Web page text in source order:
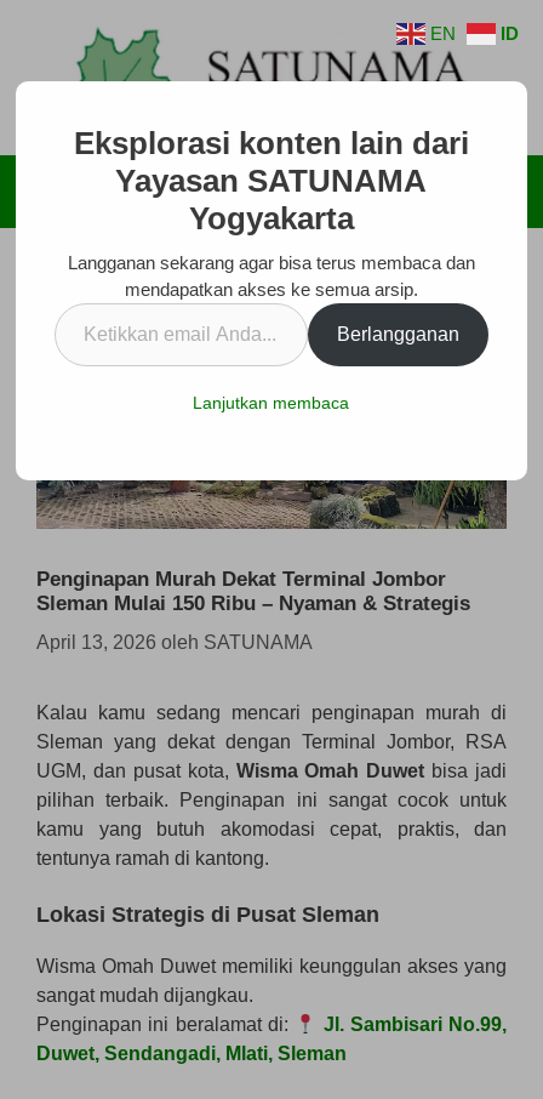
Menu
Penginapan Murah Dekat Terminal Jombor
Sleman Mulai 150 Ribu – Nyaman & Strategis
April 13, 2026 oleh SATUNAMA
Kalau kamu sedang mencari penginapan murah di
Sleman yang dekat dengan Terminal Jombor, RSA
UGM, dan pusat kota, Wisma Omah Duwet bisa jadi
pilihan terbaik. Penginapan ini sangat cocok untuk
kamu yang butuh akomodasi cepat, praktis, dan
tentunya ramah di kantong.
Lokasi Strategis di Pusat Sleman
Wisma Omah Duwet memiliki keunggulan akses yang
sangat mudah dijangkau.
Penginapan ini beralamat di:
Jl. Sambisari No.99,
Duwet, Sendangadi, Mlati, Sleman
EN ID
Eksplorasi konten lain dari
Yayasan SATUNAMA
Yogyakarta
Langganan sekarang agar bisa terus membaca dan
mendapatkan akses ke semua arsip.
Ketikkan
email
Berlangganan
Lanjutkan membaca